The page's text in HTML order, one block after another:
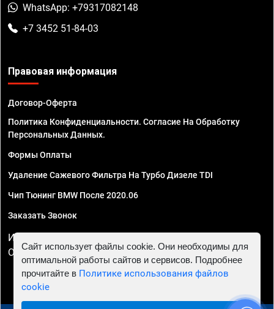
WhatsApp: +79317082148
+7 3452 51-84-03
Правовая информация
Договор-Оферта
Политика Конфиденциальности. Согласие На Обработку
Персональных Данных.
Формы Оплаты
Удаление Сажевого Фильтра На Турбо Дизеле TDI
Чип Тюнинг BMW После 2020.06
Заказать Звонок
ИП Смирнов Георгий Павлович. ИНН 781302555843,
ОГРНИП 324470400032610
Сайт использует файлы cookie. Они необходимы для
оптимальной работы сайтов и сервисов. Подробнее
прочитайте в Политике использования файлов
cookie